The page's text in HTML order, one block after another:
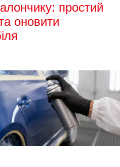
простий
оновити